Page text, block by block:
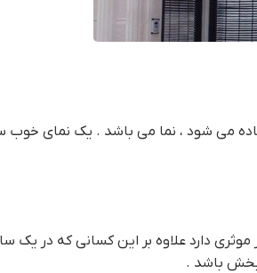
می شود ، نما می باشد . یک نمای خوب
دارد علاوه بر این کسانی که در یک
بخش باشد .